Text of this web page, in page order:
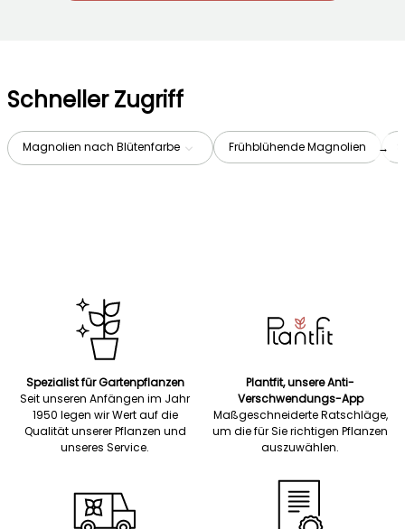
Schneller Zugriff
Magnolien nach Blütenfarbe Frühblühende Magnolien →
Spezialist für Gartenpflanzen
Seit unseren Anfängen im Jahr
1950 legen wir Wert auf die
Qualität unserer Pflanzen und
unseres Service.
Plantfit, unsere Anti-
Verschwendungs-App
Maßgeschneiderte Ratschläge,
um die für Sie richtigen Pflanzen
auszuwählen.